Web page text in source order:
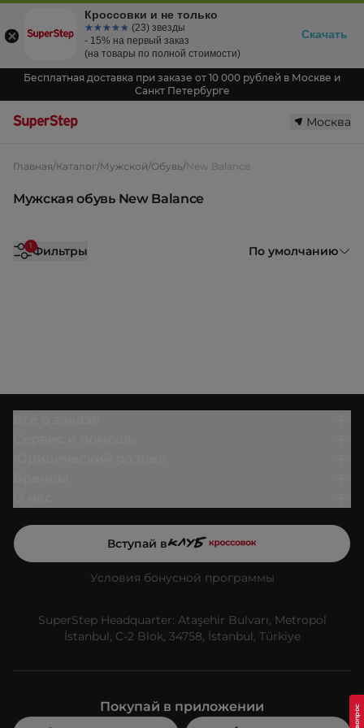
Бесплатная доставка при заказе от 10 000 рублей в Москве и
Санкт Петербурге
Москва
Главная/Каталог/Мужской/Обувь/New Balance
Мужская обувь New Balance
1Фильтры По умолчанию
Вступай в
Условия бонусной программы
SuperStep Headquarter: Ataşehir Bulvarı, Metropol
İstanbul, C-2 Blok, 34758, İstanbul, Türkiye
Покупай в приложении
Кроссовки и не только
☆☆☆☆☆
★★★★★ (23) звезды
- 15% на первый заказ
(на товары по полной стоимости)
Скачать